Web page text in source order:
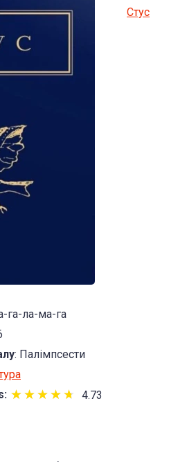
Стус
га-ла-ма-га
: Палімпсести
★
★★
★★
★★
★★
★ 4.73